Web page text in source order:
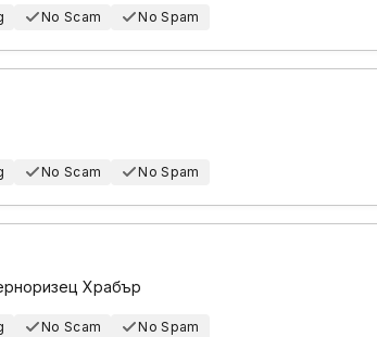
No Scam No Spam
No Scam No Spam
Храбър
No Scam No Spam